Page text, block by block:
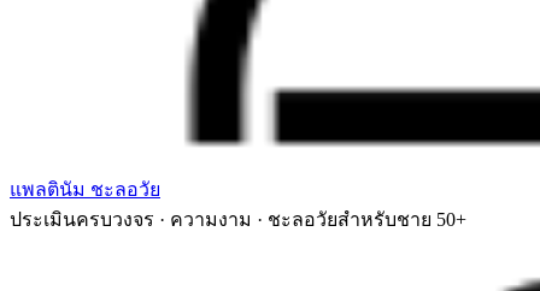
แพลตินัม ชะลอวัย
ประเมินครบวงจร · ความงาม · ชะลอวัยสำหรับชาย 50+